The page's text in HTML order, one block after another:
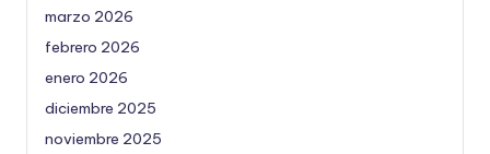
marzo 2026
febrero 2026
enero 2026
diciembre 2025
noviembre 2025